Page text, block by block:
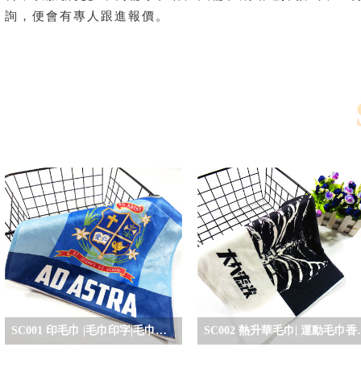
詢，便會有專人跟進報價。
SC001 印毛巾 |毛巾印字|毛巾印刷| 印毛巾香港 SC002 熱